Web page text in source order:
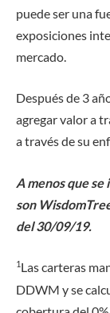
puede ser una
exposiciones
mercado.
Después de 3
agregar valor a
a través de su
A menos que
son
del 30/09/19.
1Las carteras
DDWM y se